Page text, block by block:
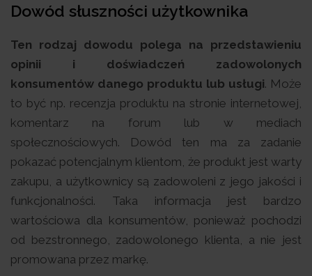
Dowód słuszności użytkownika
Ten rodzaj dowodu polega na przedstawieniu
opinii i doświadczeń zadowolonych
konsumentów danego produktu lub usługi. Może
to być np. recenzja produktu na stronie internetowej,
komentarz na forum lub w mediach
społecznościowych. Dowód ten ma za zadanie
pokazać potencjalnym klientom, że produkt jest warty
zakupu, a użytkownicy są zadowoleni z jego jakości i
funkcjonalności. Taka informacja jest bardzo
wartościowa dla konsumentów, ponieważ pochodzi
od bezstronnego, zadowolonego klienta, a nie jest
promowana przez markę.